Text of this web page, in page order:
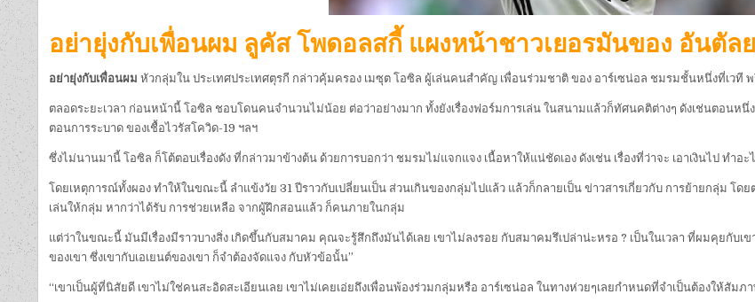
อย่ายุ่งกับเพื่อนผม ลูคัส โพดอลสกี้ แผงหน้าชาวเยอรมันของ อันตัล
อย่ายุ่งกับเพื่อนผม หัวกลุ่มใน ประเทศประเทศตุรกี กล่าวคุ้มครอง เมซุต โอซิล ผู้เล่นคนสำคัญ เพื่อนร่วมชาติ ของ อาร์เซน่อล ชมรมชั้นหนึ่งที่เวที
ตลอดระยะเวลา ก่อนหน้านี้ โอซิล ชอบโดนคนจำนวนไม่น้อย ต่อว่าอย่างมาก ทั้งยังเรื่องฟอร์มการเล่น ในสนามแล้วก็ทัศนคติต่างๆ ดังเช่นตอนห
ตอนการระบาด ของเชื้อไวรัสโควิด-19 ฯลฯ
ซึ่งไม่นานมานี้ โอซิล ก็โต้ตอบเรื่องดัง ที่กล่าวมาข้างต้น ด้วยการบอกว่า ชมรมไม่แจกแจง เนื้อหาให้แน่ชัดเอง ดังเช่น เรื่องที่ว่าจะ เอาเงินไป ทำ
โดยเหตุการณ์ทั้งผอง ทำให้ในขณะนี้ ลำแข้งวัย 31 ปีราวกับเปลี่ยนเป็น ส่วนเกินของกลุ่มไปแล้ว แล้วก็กลายเป็น ข่าวสารเกี่ยวกับ การย้ายกลุ่ม โ
เล่นให้กลุ่ม หากว่าได้รับ การช่วยเหลือ จากผู้ฝึกสอนแล้ว ก็คนภายในกลุ่ม
แต่ว่าในขณะนี้ มันมีเรื่องมีราวบางสิ่ง เกิดขึ้นกับสมาคม คุณจะรู้สึกถึงมันได้เลย เขาไม่ลงรอย กับสมาคมรึเปล่าน่ะหรอ ? เป็นในเวลา ที่ผมคุยกับเ
ของเขา ซึ่งเขากับเอเยนต์ของเขา ก็จำต้องจัดแจง กับหัวข้อนั้น”
“เขาเป็นผู้ที่นิสัยดี เขาไม่ใช่คนสะอิดสะเอียนเลย เขาไม่เคยเอ่ยถึงเพื่อนพ้องร่วมกลุ่มหรือ อาร์เซน่อล ในทางห่วยๆเลยกำหนดที่จำเป็นต้องให้สั